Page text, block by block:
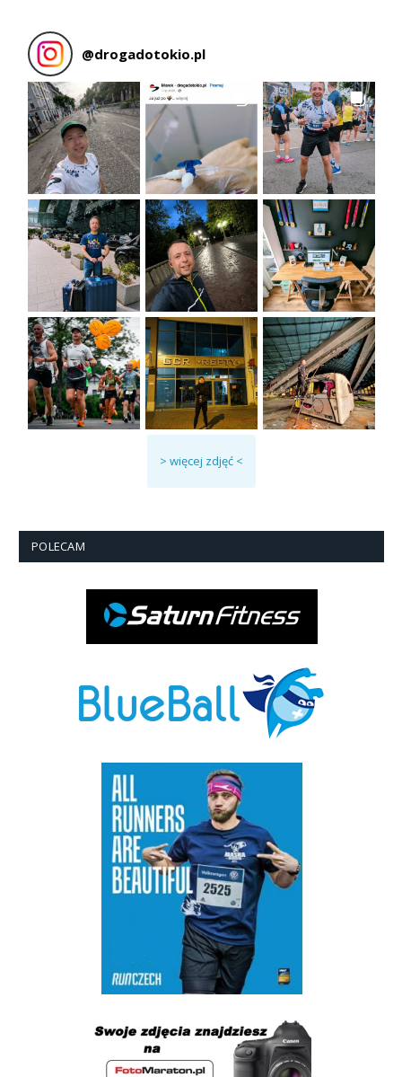
@drogadotokio.pl
> więcej zdjęć <
POLECAM